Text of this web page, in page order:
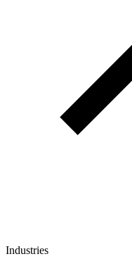
Industries